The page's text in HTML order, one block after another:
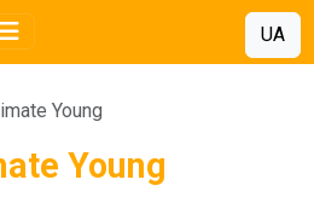
UA
Young
Young